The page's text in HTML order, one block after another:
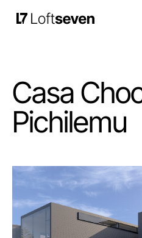
Casa
Pichilemu